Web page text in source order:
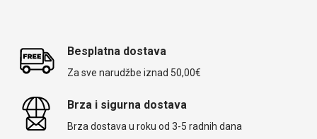
Besplatna dostava
Za sve narudžbe iznad 50,00€
Brza i sigurna dostava
Brza dostava u roku od 3-5 radnih dana